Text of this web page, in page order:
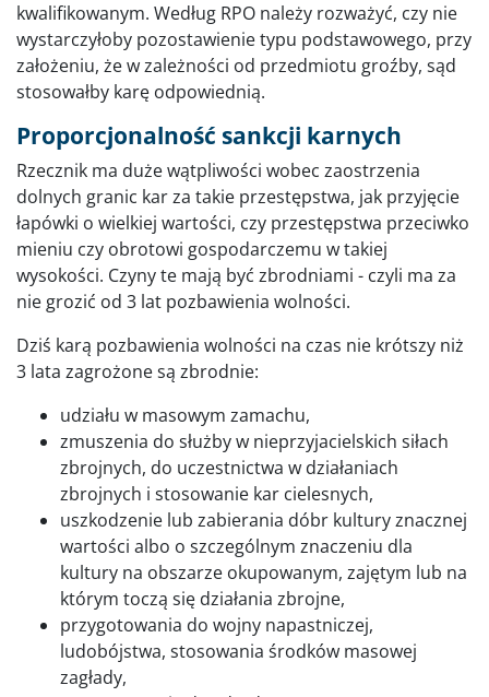
kwalifikowanym. Według RPO należy rozważyć, czy nie
wystarczyłoby pozostawienie typu podstawowego, przy
założeniu, że w zależności od przedmiotu groźby, sąd
stosowałby karę odpowiednią.
Proporcjonalność sankcji karnych
Rzecznik ma duże wątpliwości wobec zaostrzenia
dolnych granic kar za takie przestępstwa, jak przyjęcie
łapówki o wielkiej wartości, czy przestępstwa przeciwko
mieniu czy obrotowi gospodarczemu w takiej
wysokości. Czyny te mają być zbrodniami - czyli ma za
nie grozić od 3 lat pozbawienia wolności.
Dziś karą pozbawienia wolności na czas nie krótszy niż
3 lata zagrożone są zbrodnie:
udziału w masowym zamachu,
zmuszenia do służby w nieprzyjacielskich siłach
zbrojnych, do uczestnictwa w działaniach
zbrojnych i stosowanie kar cielesnych,
uszkodzenie lub zabierania dóbr kultury znacznej
wartości albo o szczególnym znaczeniu dla
kultury na obszarze okupowanym, zajętym lub na
którym toczą się działania zbrojne,
przygotowania do wojny napastniczej,
ludobójstwa, stosowania środków masowej
zagłady,